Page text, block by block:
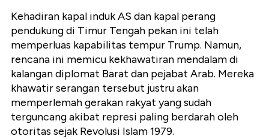
Kehadiran kapal induk AS dan kapal perang
pendukung di Timur Tengah pekan ini telah
memperluas kapabilitas tempur Trump. Namun,
rencana ini memicu kekhawatiran mendalam di
kalangan diplomat Barat dan pejabat Arab. Mereka
khawatir serangan tersebut justru akan
memperlemah gerakan rakyat yang sudah
terguncang akibat represi paling berdarah oleh
otoritas sejak Revolusi Islam 1979.